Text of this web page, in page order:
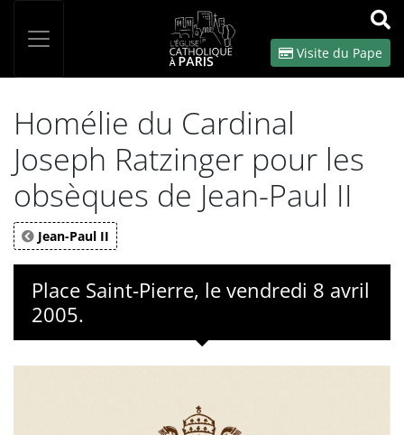
OK
Visite du Pape
Homélie du Cardinal
Joseph Ratzinger pour les
obsèques de Jean-Paul II
Jean-Paul II
Place Saint-Pierre, le vendredi 8 avril
2005.
Panneau de gestion des cookies